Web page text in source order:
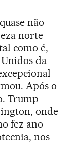
não
norte-
como é,
da
Após o
Trump
onde
fez ano
nos